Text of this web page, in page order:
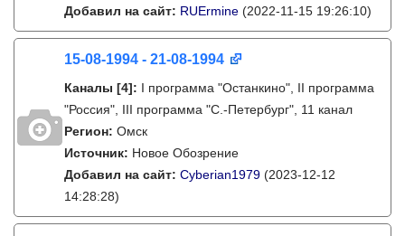
Добавил на сайт: RUErmine (2022-11-15 19:26:10)
15-08-1994 - 21-08-1994
Каналы [4]: I программа "Останкино", II программа
"Россия", III программа "C.-Петербург", 11 канал
Регион: Омск
Источник: Новое Обозрение
Добавил на сайт: Cyberian1979 (2023-12-12
14:28:28)